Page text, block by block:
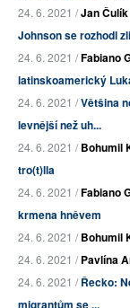
24. 6. 2021 /Jan Čulík
Johnson se rozhodl
24. 6. 2021 /Fabiano
latinskoamerický
24. 6. 2021 /Většina
levnější než uh...
24. 6. 2021 /Bohumil
tro(t)lla
24. 6. 2021 /Fabiano
krmena hněvem
24. 6. 2021 /Bohumil
24. 6. 2021 /Pavlína
24. 6. 2021 /Řecko:
migrantům se ...